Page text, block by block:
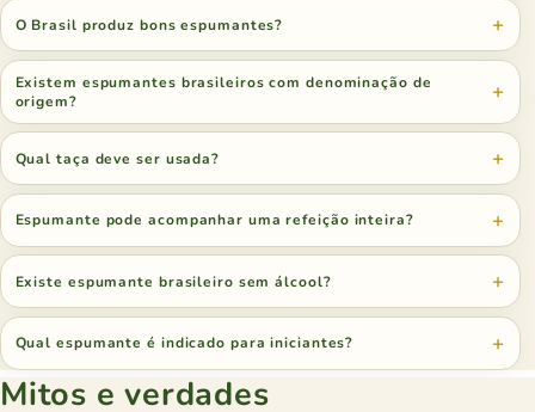
O Brasil produz bons espumantes?
Existem espumantes brasileiros com denominação de
origem?
Qual taça deve ser usada?
Espumante pode acompanhar uma refeição inteira?
Existe espumante brasileiro sem álcool?
Qual espumante é indicado para iniciantes?
Mitos e verdades